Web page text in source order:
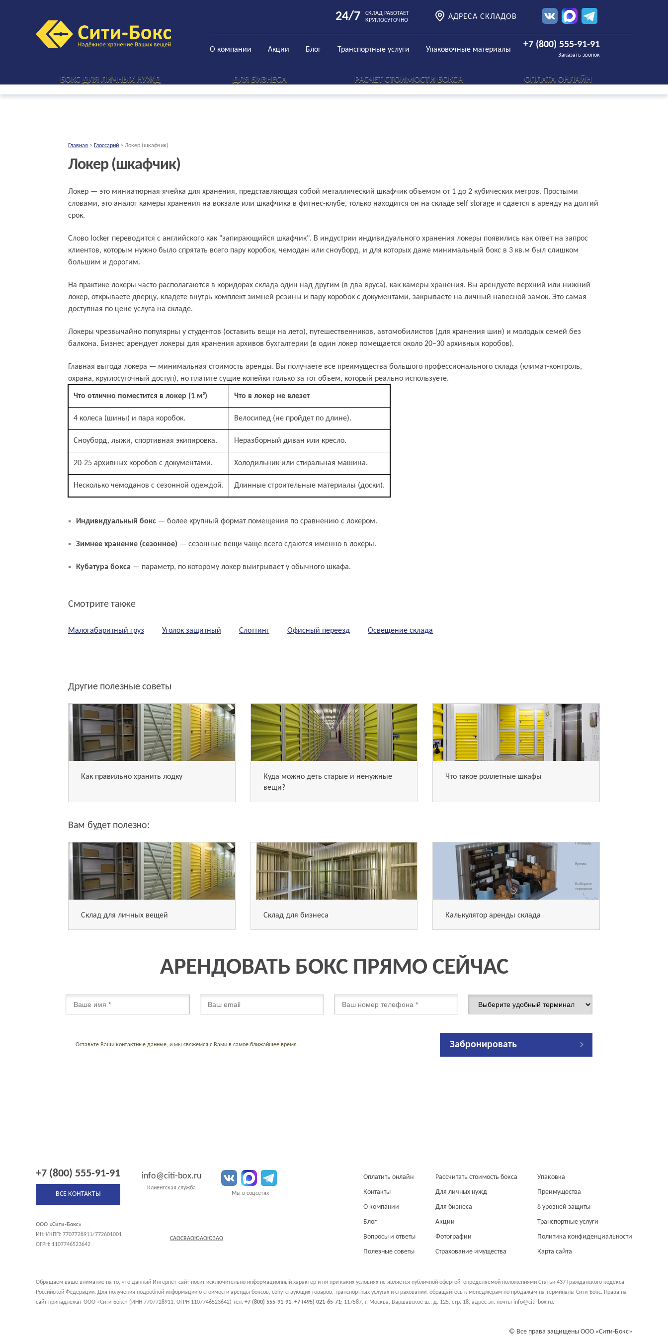
24/7
СКЛАД РАБОТАЕТ
КРУГЛОСУТОЧНО
АДРЕСА СКЛАДОВ
О компании Акции Блог Транспортные услуги Упаковочные материалы +7 (800) 555-91-91
Заказать звонок
БОКС ДЛЯ ЛИЧНЫХ НУЖД ДЛЯ БИЗНЕСА РАСЧЕТ СТОИМОСТИ БОКСА ОПЛАТА ОНЛАЙН
Главная > Глоссарий > Локер (шкафчик)
Локер (шкафчик)
Что такое локер (шкафчик) простыми словами
Локер — это миниатюрная ячейка для хранения, представляющая собой металлический шкафчик объемом от 1 до 2 кубических метров. Простыми
словами, это аналог камеры хранения на вокзале или шкафчика в фитнес-клубе, только находится он на складе self storage и сдается в аренду на долгий
срок.
Слово locker переводится с английского как "запирающийся шкафчик". В индустрии индивидуального хранения локеры появились как ответ на запрос
клиентов, которым нужно было спрятать всего пару коробок, чемодан или сноуборд, и для которых даже минимальный бокс в 3 кв.м был слишком
большим и дорогим.
На практике локеры часто располагаются в коридорах склада один над другим (в два яруса), как камеры хранения. Вы арендуете верхний или нижний
локер, открываете дверцу, кладете внутрь комплект зимней резины и пару коробок с документами, закрываете на личный навесной замок. Это самая
доступная по цене услуга на складе.
Кому и для чего нужен локер (шкафчик)
Локеры чрезвычайно популярны у студентов (оставить вещи на лето), путешественников, автомобилистов (для хранения шин) и молодых семей без
балкона. Бизнес арендует локеры для хранения архивов бухгалтерии (в один локер помещается около 20–30 архивных коробов).
Главная выгода локера — минимальная стоимость аренды. Вы получаете все преимущества большого профессионального склада (климат-контроль,
охрана, круглосуточный доступ), но платите сущие копейки только за тот объем, который реально используете.
Что отлично поместится в локер (1 м³) Что в локер не влезет
4 колеса (шины) и пара коробок. Велосипед (не пройдет по длине).
Сноуборд, лыжи, спортивная экипировка. Неразборный диван или кресло.
20-25 архивных коробов с документами. Холодильник или стиральная машина.
Несколько чемоданов с сезонной одеждой. Длинные строительные материалы (доски).
Связанные термины и понятия
Индивидуальный бокс — более крупный формат помещения по сравнению с локером.
Зимнее хранение (сезонное) — сезонные вещи чаще всего сдаются именно в локеры.
Кубатура бокса — параметр, по которому локер выигрывает у обычного шкафа.
Смотрите также
Малогабаритный груз Уголок защитный Слоттинг Офисный переезд Освещение склада
Другие полезные советы
Как правильно хранить лодку
Куда можно деть старые и ненужные
вещи?
Что такое роллетные шкафы
Вам будет полезно:
Склад для личных вещей Склад для бизнеса Калькулятор аренды склада
АРЕНДОВАТЬ БОКС ПРЯМО СЕЙЧАС
Оставьте Ваши контактные данные, и мы свяжемся с Вами в самое ближайшее время. Забронировать
+7 (800) 555-91-91
ВСЕ КОНТАКТЫ
ООО «Сити-Бокс»
ИНН/КПП: 7707728911/772601001
ОГРН: 1107746523642
info@citi-box.ru
Клиентская служба
Мы в соцсетях
Оплатить онлайн
Контакты
О компании
Блог
Вопросы и ответы
Полезные советы
Рассчитать стоимость бокса
Для личных нужд
Для бизнеса
Акции
Фотографии
Страхование имущества
Упаковка
Преимущества
8 уровней защиты
Транспортные услуги
Политика конфиденциальности
Карта сайта
САОСВАОЮАОЮЗАО
Обращаем ваше внимание на то, что данный Интернет-сайт носит исключительно информационный характер и ни при каких условиях не является публичной офертой, определяемой положениями Статьи 437 Гражданского кодекса
Российской Федерации. Для получения подробной информации о стоимости аренды боксов, сопутствующих товаров, транспортных услугах и страховании, обращайтесь к менеджерам по продажам на терминалы Сити-Бокс. Права на
сайт принадлежат ООО «Сити-Бокс» (ИНН 7707728911, ОГРН 1107746523642) тел. +7 (800) 555-91-91, +7 (495) 021-65-71; 117587, г. Москва, Варшавское ш., д. 125, стр. 18, адрес эл. почты info@citi-box.ru.
© Все права защищены ООО «Сити-Бокс»